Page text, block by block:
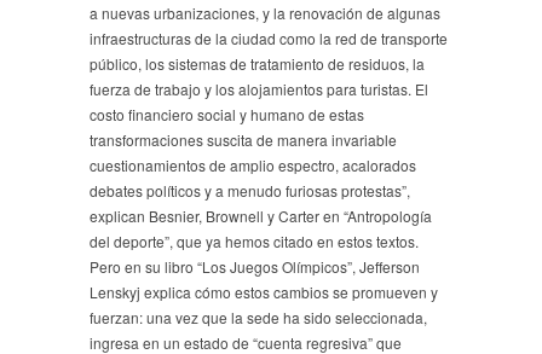
a nuevas urbanizaciones, y la renovación de algunas
infraestructuras de la ciudad como la red de transporte
público, los sistemas de tratamiento de residuos, la
fuerza de trabajo y los alojamientos para turistas. El
costo financiero social y humano de estas
transformaciones suscita de manera invariable
cuestionamientos de amplio espectro, acalorados
debates políticos y a menudo furiosas protestas”,
explican Besnier, Brownell y Carter en “Antropología
del deporte”, que ya hemos citado en estos textos.
Pero en su libro “Los Juegos Olímpicos”, Jefferson
Lenskyj explica cómo estos cambios se promueven y
fuerzan: una vez que la sede ha sido seleccionada,
ingresa en un estado de “cuenta regresiva” que